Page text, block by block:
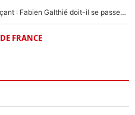
Le XV de France a trouvé son remplaçant : Fabien Galthié doit-il se passer d'Antoine Dupont ?
FRANCE